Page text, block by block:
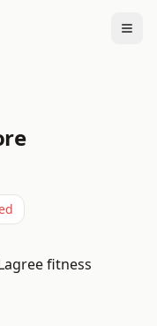
fitness